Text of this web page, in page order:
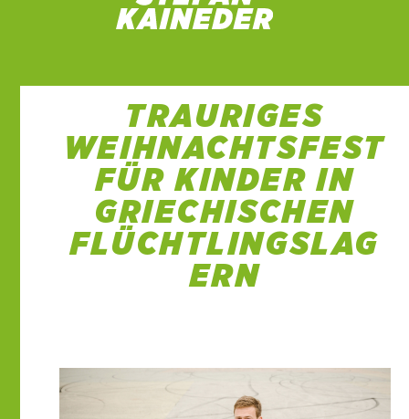
TRAURIGES
WEIHNACHTSFEST
FÜR KINDER IN
GRIECHISCHEN
FLÜCHTLINGSLAG
ERN